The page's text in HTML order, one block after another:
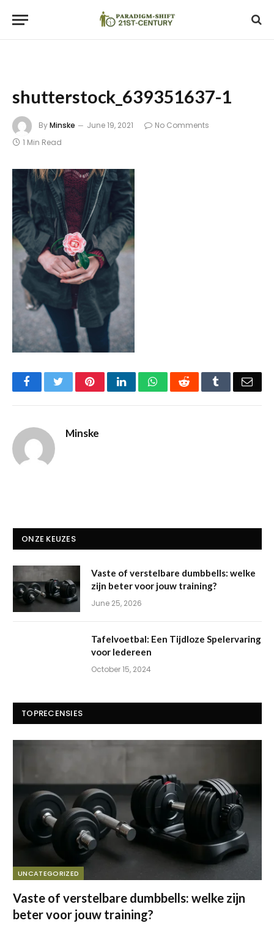
shutterstock_639351637-1
ByMinske June 19, 2021
No Comments
1 Min Read
FacebookTwitterPinterestLinkedInWhatsAppReddit Tumblr
Minske
ONZE KEUZES
Vaste of verstelbare dumbbells: welke
zijn beter voor jouw training?
June 25, 2026
Tafelvoetbal: Een Tijdloze Spelervaring
voor Iedereen
October 15, 2024
TOPRECENSIES
UNCATEGORIZED
Vaste of verstelbare dumbbells: welke zijn
beter voor jouw training?